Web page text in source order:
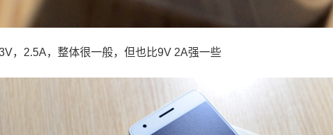
，2.5A，整体很一般，但也比9V 2A强一些